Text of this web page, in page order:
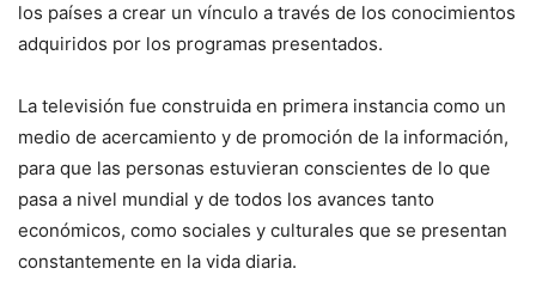
los países a crear un vínculo a través de los conocimientos
adquiridos por los programas presentados.
La televisión fue construida en primera instancia como un
medio de acercamiento y de promoción de la información,
para que las personas estuvieran conscientes de lo que
pasa a nivel mundial y de todos los avances tanto
económicos, como sociales y culturales que se presentan
constantemente en la vida diaria.